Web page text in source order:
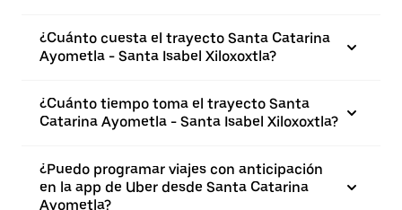
¿Cuánto cuesta el trayecto Santa Catarina
Ayometla - Santa Isabel Xiloxoxtla?
¿Cuánto tiempo toma el trayecto Santa
Catarina Ayometla - Santa Isabel Xiloxoxtla?
¿Puedo programar viajes con anticipación
en la app de Uber desde Santa Catarina
Ayometla?